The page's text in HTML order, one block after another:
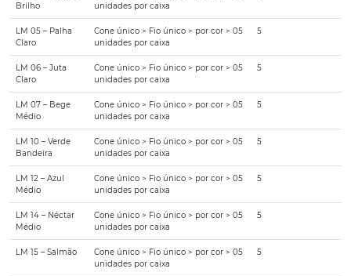
Brilho
unidades por caixa
LM 05 – Palha
Claro
Cone único > Fio único > por cor > 05
unidades por caixa
5
LM 06 – Juta
Claro
Cone único > Fio único > por cor > 05
unidades por caixa
5
LM 07 – Bege
Médio
Cone único > Fio único > por cor > 05
unidades por caixa
5
LM 10 – Verde
Bandeira
Cone único > Fio único > por cor > 05
unidades por caixa
5
LM 12 – Azul
Médio
Cone único > Fio único > por cor > 05
unidades por caixa
5
LM 14 – Néctar
Médio
Cone único > Fio único > por cor > 05
unidades por caixa
5
LM 15 – Salmão
Cone único > Fio único > por cor > 05
unidades por caixa
5